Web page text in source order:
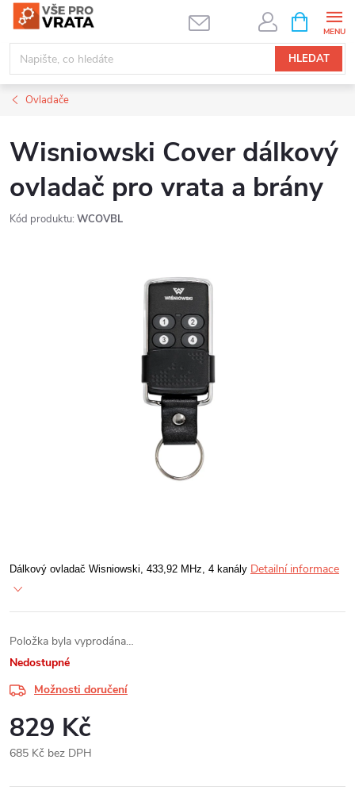
Přejít
obsah
HLEDAT
NÁKUPNÍ
KOŠÍK
Ovladače
Wisniowski Cover dálkový
ovladač pro vrata a brány
Kód produktu: WCOVBL
Dálkový ovladač Wisniowski, 433,92 MHz, 4 kanály Detailní informace
Položka byla vyprodána…
Nedostupné
Možnosti doručení
829 Kč
685 Kč bez DPH
cena: